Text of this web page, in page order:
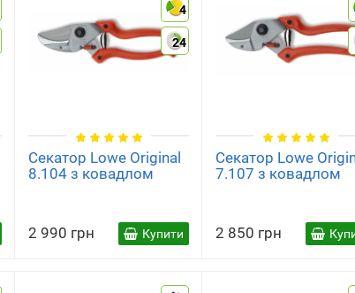
4
24
Секатор Lowe Original
8.104 з ковадлом
2 990 грн Купити
Секатор Lowe
7.107 з ковадлом
2 850 грн